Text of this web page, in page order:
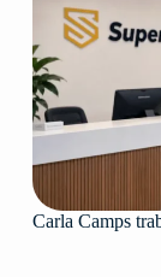
Carla Camps